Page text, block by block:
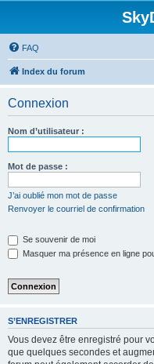
FAQ
Index du forum
Connexion
Nom d’utilisateur :
Mot de passe :
J’ai oublié mon mot de passe
Renvoyer le courriel de confirmation
Se souvenir de moi
Masquer ma présence en ligne
S’ENREGISTRER
Vous devez être enregistré pour
que quelques secondes et